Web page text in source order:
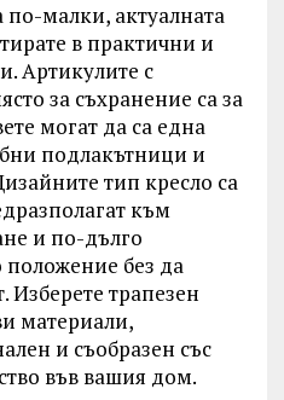
малки, актуалната
в практични и
Артикулите с
за съхранение са за
могат да са една
подлакътници и
тип кресло са
към
и по-дълго
положение без да
трапезен
материали,
и съобразен със
във вашия дом.